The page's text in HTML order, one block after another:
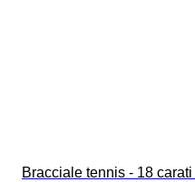
Bracciale tennis - 18 carati